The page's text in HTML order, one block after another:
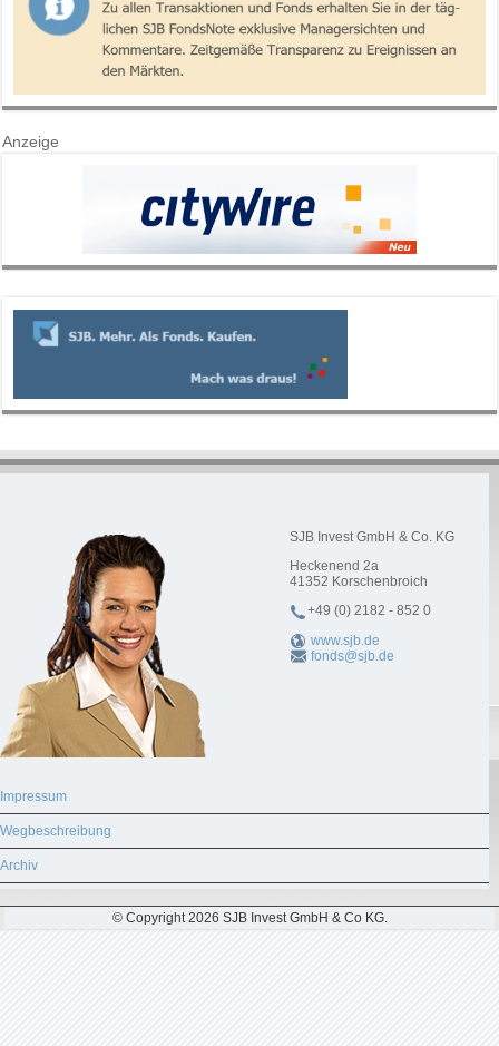
Anzeige
SJB Invest GmbH & Co. KG
Heckenend 2a
41352 Korschenbroich
+49 (0) 2182 - 852 0
www.sjb.de
fonds@sjb.de
Impressum
Wegbeschreibung
Archiv
© Copyright 2026 SJB Invest GmbH & Co KG.